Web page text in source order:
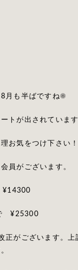
月も半ばですね☀️
トが出されていま
お気をつけ下さい！
員がございます。
¥25300
正がございます。上